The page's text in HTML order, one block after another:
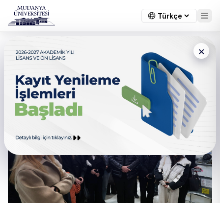
×
Epsa Yalıtım Teknosab Teknik
Gezisi